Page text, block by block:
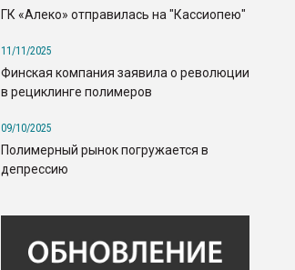
ГК «Алеко» отправилась на "Кассиопею"
11/11/2025
Финская компания заявила о революции
в рециклинге полимеров
09/10/2025
Полимерный рынок погружается в
депрессию